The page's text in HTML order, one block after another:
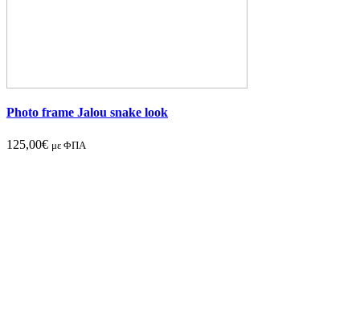
Photo frame Jalou snake look
125,00€ με ΦΠΑ